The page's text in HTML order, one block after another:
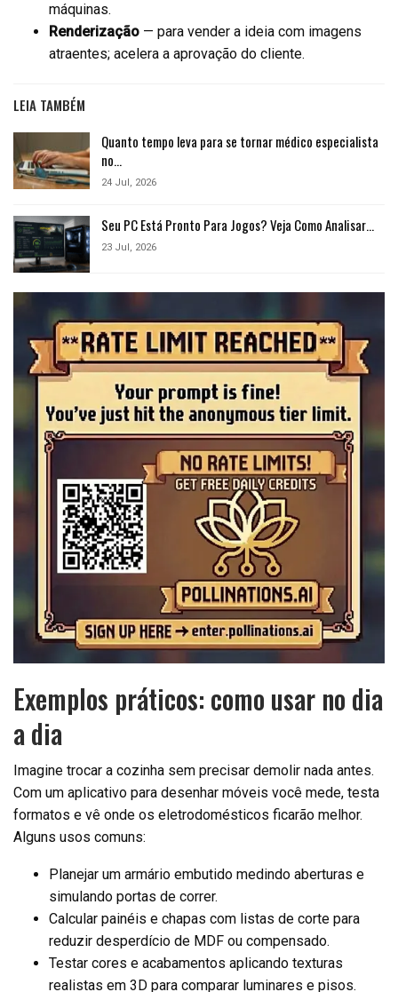
máquinas.
Renderização — para vender a ideia com imagens
atraentes; acelera a aprovação do cliente.
LEIA TAMBÉM
Quanto tempo leva para se tornar médico especialista
no…
24 Jul, 2026
Seu PC Está Pronto Para Jogos? Veja Como Analisar…
23 Jul, 2026
Exemplos práticos: como usar no dia
a dia
Imagine trocar a cozinha sem precisar demolir nada antes.
Com um aplicativo para desenhar móveis você mede, testa
formatos e vê onde os eletrodomésticos ficarão melhor.
Alguns usos comuns:
Planejar um armário embutido medindo aberturas e
simulando portas de correr.
Calcular painéis e chapas com listas de corte para
reduzir desperdício de MDF ou compensado.
Testar cores e acabamentos aplicando texturas
realistas em 3D para comparar luminares e pisos.